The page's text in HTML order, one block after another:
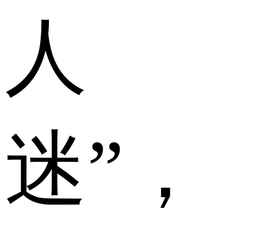
人
迷”，